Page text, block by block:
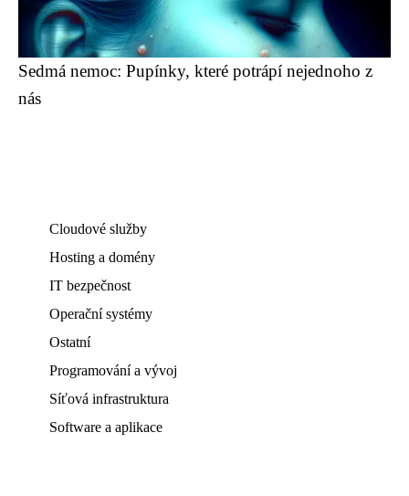
Sedmá nemoc: Pupínky, které potrápí nejednoho z
nás
Cloudové služby
Hosting a domény
IT bezpečnost
Operační systémy
Ostatní
Programování a vývoj
Síťová infrastruktura
Software a aplikace